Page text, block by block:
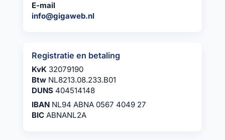
E-mail
info@gigaweb.nl
Registratie en betaling
KvK 32079190
Btw NL8213.08.233.B01
DUNS 404514148
IBAN NL94 ABNA 0567 4049 27
BIC ABNANL2A